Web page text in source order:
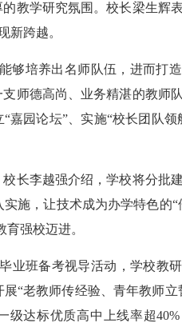
教学研究氛围。校长梁生辉
新跨越。
培养出名师队伍，进而打
师德高尚、业务精湛的教师
嘉园论坛”、实施“校长团队领
长李越强介绍，学校将分批
施，让技术成为办学特色的“
强校迈进。
班备考视导活动，学校教
“老教师传经验、青年教师立
级达标优质高中上线率超